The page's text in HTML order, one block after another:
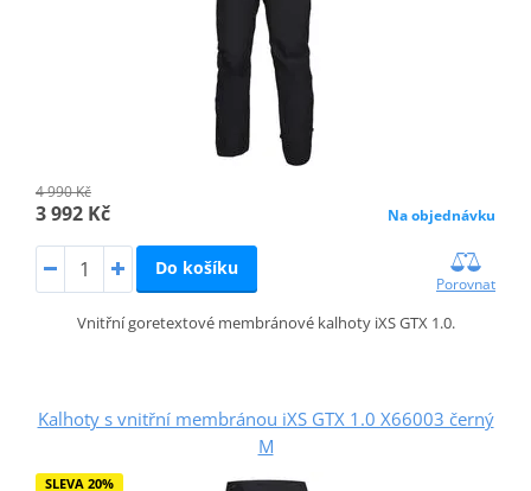
4 990 Kč
3 992 Kč Na objednávku
Do košíku
Porovnat
Vnitřní goretextové membránové kalhoty iXS GTX 1.0.
Kalhoty s vnitřní membránou iXS GTX 1.0 X66003 černý
M
SLEVA 20%